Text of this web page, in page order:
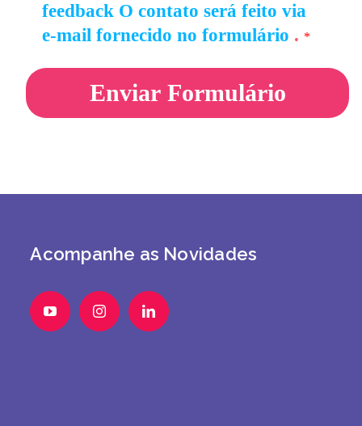
feedback O contato será feito via
e-mail fornecido no formulário . *
Acompanhe as Novidades